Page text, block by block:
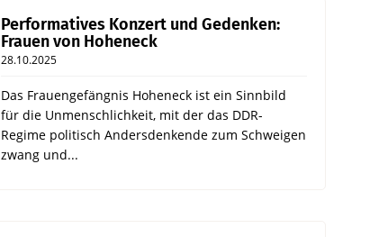
Performatives Konzert und Gedenken:
Frauen von Hoheneck
28.10.2025
Das Frauengefängnis Hoheneck ist ein Sinnbild
für die Unmenschlichkeit, mit der das DDR-
Regime politisch Andersdenkende zum Schweigen
zwang und...